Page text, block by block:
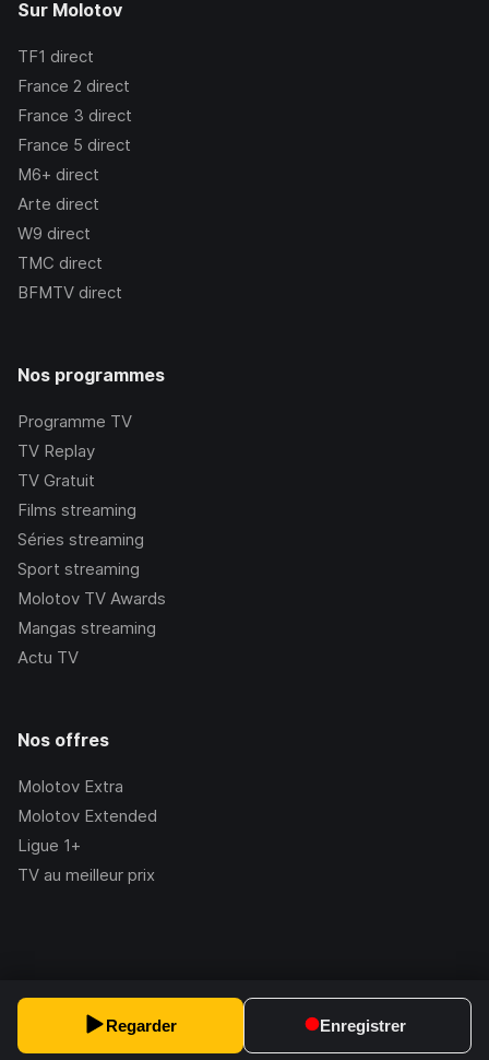
Regarder Enregistrer
Sur Molotov
TF1 direct
France 2 direct
France 3 direct
France 5 direct
M6+ direct
Arte direct
W9 direct
TMC direct
BFMTV direct
Nos programmes
Programme TV
TV Replay
TV Gratuit
Films streaming
Séries streaming
Sport streaming
Molotov TV Awards
Mangas streaming
Actu TV
Nos offres
Molotov Extra
Molotov Extended
Ligue 1+
TV au meilleur prix
2.228.1